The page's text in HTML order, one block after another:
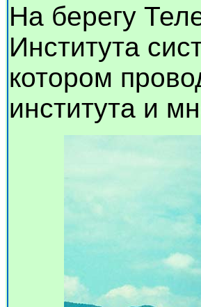
На берегу
Института
котором
института и